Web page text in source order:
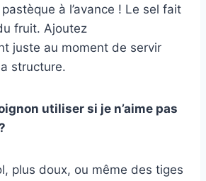
à l’avance ! Le sel fait
fruit. Ajoutez
juste au moment de servir
structure.
utiliser si je n’aime pas
plus doux, ou même des tiges